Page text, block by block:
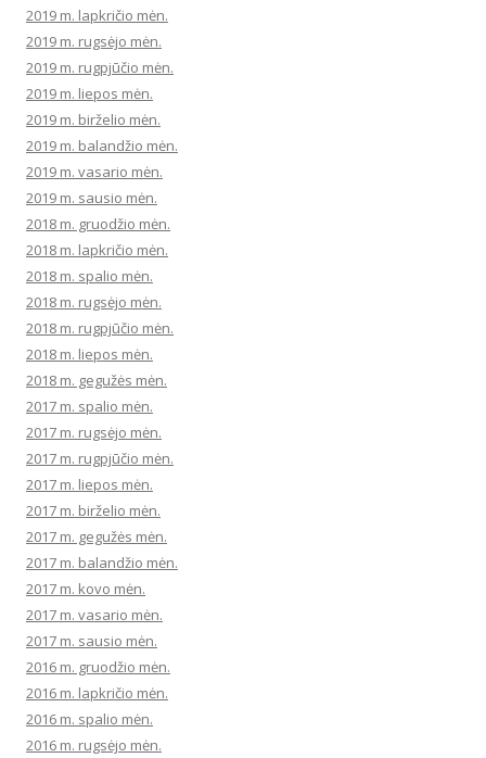
2019 m. lapkričio mėn.
2019 m. rugsėjo mėn.
2019 m. rugpjūčio mėn.
2019 m. liepos mėn.
2019 m. birželio mėn.
2019 m. balandžio mėn.
2019 m. vasario mėn.
2019 m. sausio mėn.
2018 m. gruodžio mėn.
2018 m. lapkričio mėn.
2018 m. spalio mėn.
2018 m. rugsėjo mėn.
2018 m. rugpjūčio mėn.
2018 m. liepos mėn.
2018 m. gegužės mėn.
2017 m. spalio mėn.
2017 m. rugsėjo mėn.
2017 m. rugpjūčio mėn.
2017 m. liepos mėn.
2017 m. birželio mėn.
2017 m. gegužės mėn.
2017 m. balandžio mėn.
2017 m. kovo mėn.
2017 m. vasario mėn.
2017 m. sausio mėn.
2016 m. gruodžio mėn.
2016 m. lapkričio mėn.
2016 m. spalio mėn.
2016 m. rugsėjo mėn.